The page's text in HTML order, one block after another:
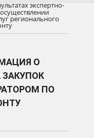
экспертно-
регионального
О
ЗАКУПОК
ПО